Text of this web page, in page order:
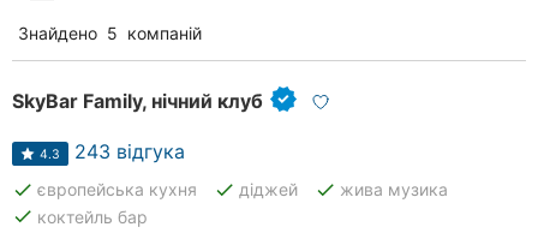
Приватні
клініки
Автошколи
Ресторани
Знайдено 5 компаній
SkyBar Family, нічний клуб
4.3 243 відгука
done європейська кухня done діджей done жива музика
done коктейль бар